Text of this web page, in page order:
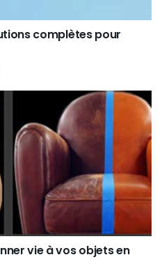
complètes pour
vie à vos objets en